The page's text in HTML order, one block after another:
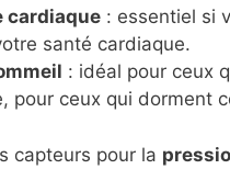
cardiaque : essentiel si
santé cardiaque.
: idéal pour ceux
pour ceux qui dorment
capteurs pour la